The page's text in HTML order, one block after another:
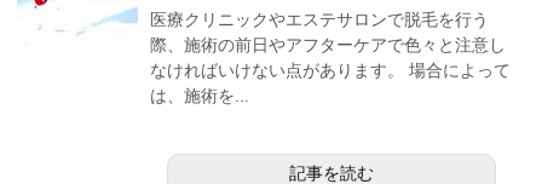
医療クリニックやエステサロンで脱毛を行う
際、施術の前日やアフターケアで色々と注意し
なければいけない点があります。 場合によって
は、施術を...
記事を読む